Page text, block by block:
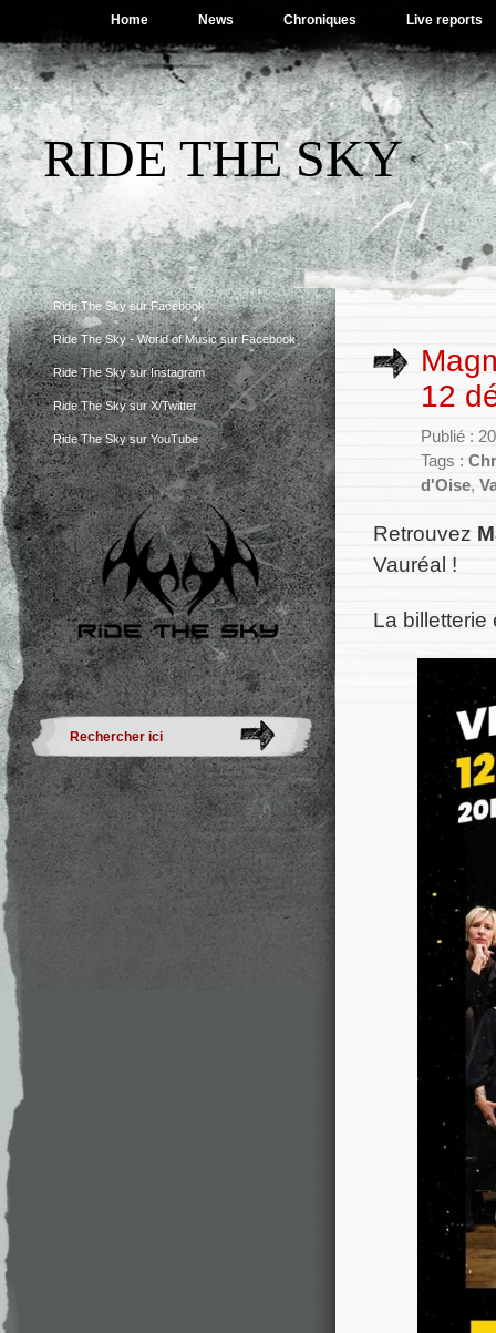
Home News Chroniques Live reports
RIDE THE SKY
Ride The Sky sur Facebook
Ride The Sky - World of Music sur Facebook
Ride The Sky sur Instagram
Ride The Sky sur X/Twitter
Ride The Sky sur YouTube
12
Publié :
Tags :
d'Oise,
Retrouvez
Vauréal !
La